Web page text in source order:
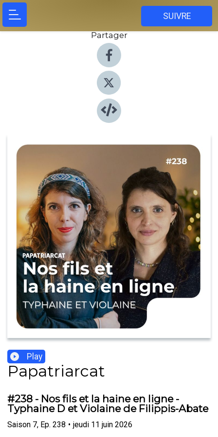
SUIVRE
Partager
Play
Papatriarcat
#238 - Nos fils et la haine en ligne -
Typhaine D et Violaine de Filippis-Abate
Saison 7, Ep. 238 • jeudi 11 juin 2026